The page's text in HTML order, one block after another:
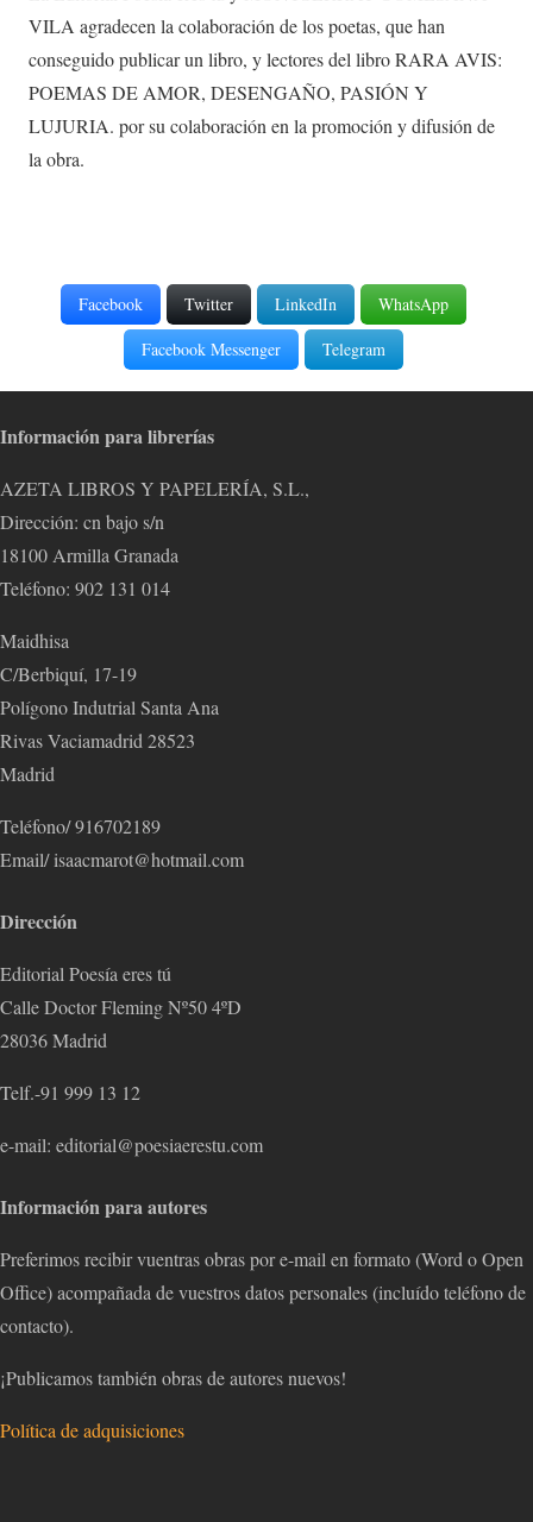
VILA agradecen la colaboración de los poetas, que han
conseguido publicar un libro, y lectores del libro RARA AVIS:
POEMAS DE AMOR, DESENGAÑO, PASIÓN Y
LUJURIA. por su colaboración en la promoción y difusión de
la obra.
Facebook Twitter LinkedIn
WhatsApp
Facebook Messenger
Telegram
Información para librerías
AZETA LIBROS Y PAPELERÍA, S.L.,
Dirección: cn bajo s/n
18100 Armilla Granada
Teléfono: 902 131 014
Maidhisa
C/Berbiquí, 17-19
Polígono Indutrial Santa Ana
Rivas Vaciamadrid 28523
Madrid
Teléfono/ 916702189
Email/ isaacmarot@hotmail.com
Dirección
Editorial Poesía eres tú
Calle Doctor Fleming Nº50 4ºD
28036 Madrid
Telf.-91 999 13 12
e-mail: editorial@poesiaerestu.com
Información para autores
Preferimos recibir vuentras obras por e-mail en formato (Word o Open
Office) acompañada de vuestros datos personales (incluído teléfono de
contacto).
¡Publicamos también obras de autores nuevos!
Política de adquisiciones